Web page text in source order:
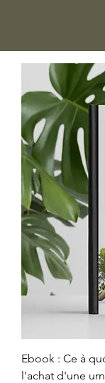
Ebook : Ce à
l'achat d'une